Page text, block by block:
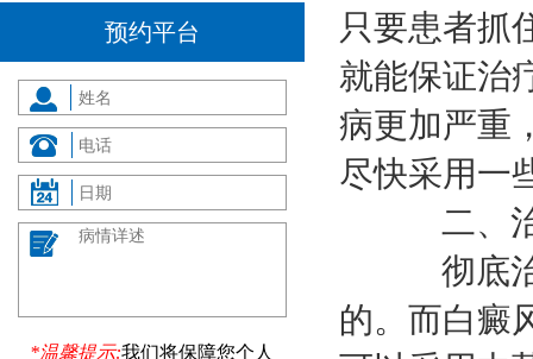
预约平台
*温馨提示:我们将保障您个人
只要患者抓
就能保证治
病更加严重
尽快采用一
二、治
彻底治
的。而白癜